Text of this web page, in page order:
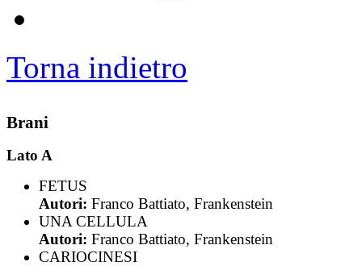
Torna indietro
Brani
Lato A
FETUS
Autori: Franco Battiato, Frankenstein
UNA CELLULA
Autori: Franco Battiato, Frankenstein
CARIOCINESI